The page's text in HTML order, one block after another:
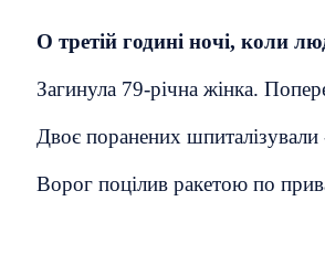
О третій годині ночі, коли
Загинула 79-річна жінка.
Двоє поранених шпиталізували
Ворог поцілив ракетою по